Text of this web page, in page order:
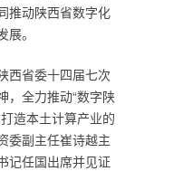
推动陕西省数字化
。
西省委十四届七次
，全力推动“数字陕
造本土计算产业的
委副主任崔诗越主
记任国出席并见证